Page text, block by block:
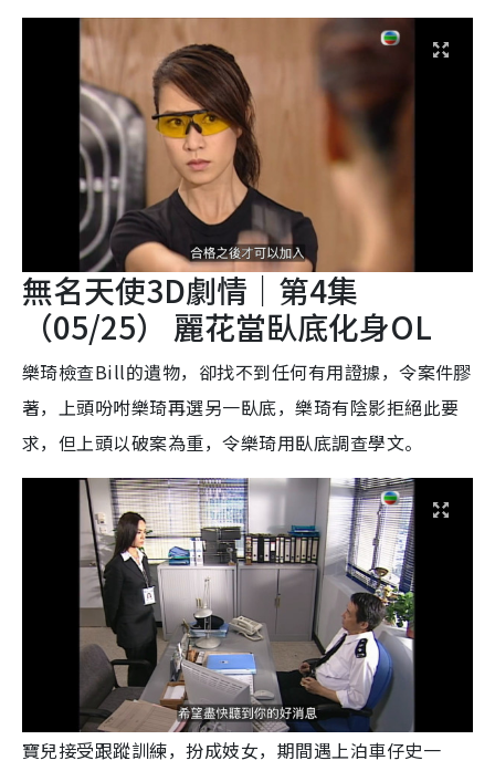
無名天使3D劇情｜第4集
（05/25） 麗花當臥底化身OL
樂琦檢查Bill的遺物，卻找不到任何有用證據，令案件膠
著，上頭吩咐樂琦再選另一臥底，樂琦有陰影拒絕此要
求，但上頭以破案為重，令樂琦用臥底調查學文。
寶兒接受跟蹤訓練，扮成妓女，期間遇上泊車仔史一